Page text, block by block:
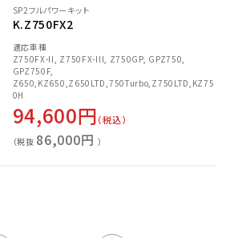
SP2フルパワーキット
K.Z750FX2
適応車種
Z750FX-II, Z750FX-III, Z750GP, GPZ750,
GPZ750F,
Z650,KZ650,Z650LTD,750Turbo,Z750LTD,KZ75
0H
94,600円（税込）
（税抜 86,000円 ）